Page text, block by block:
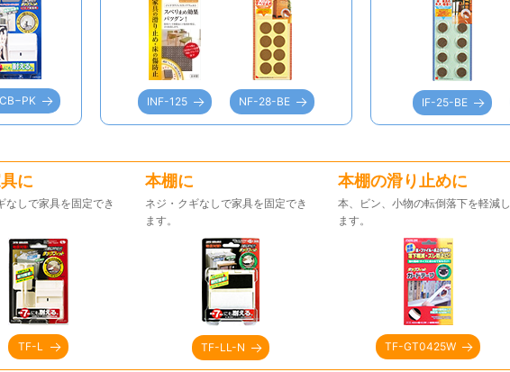
INF-125 NF-28-BE IF-25-BE
に
なしで家具を固定でき
TF-L
本棚に
ネジ・クギなしで家具を固定でき
ます。
TF-LL-N
本棚の滑り止めに
本、ビン、小物の転倒落下を軽減し
ます。
TF-GT0425W